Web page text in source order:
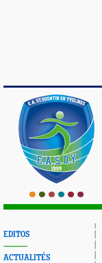
EDITOS
ACTUALITÉS